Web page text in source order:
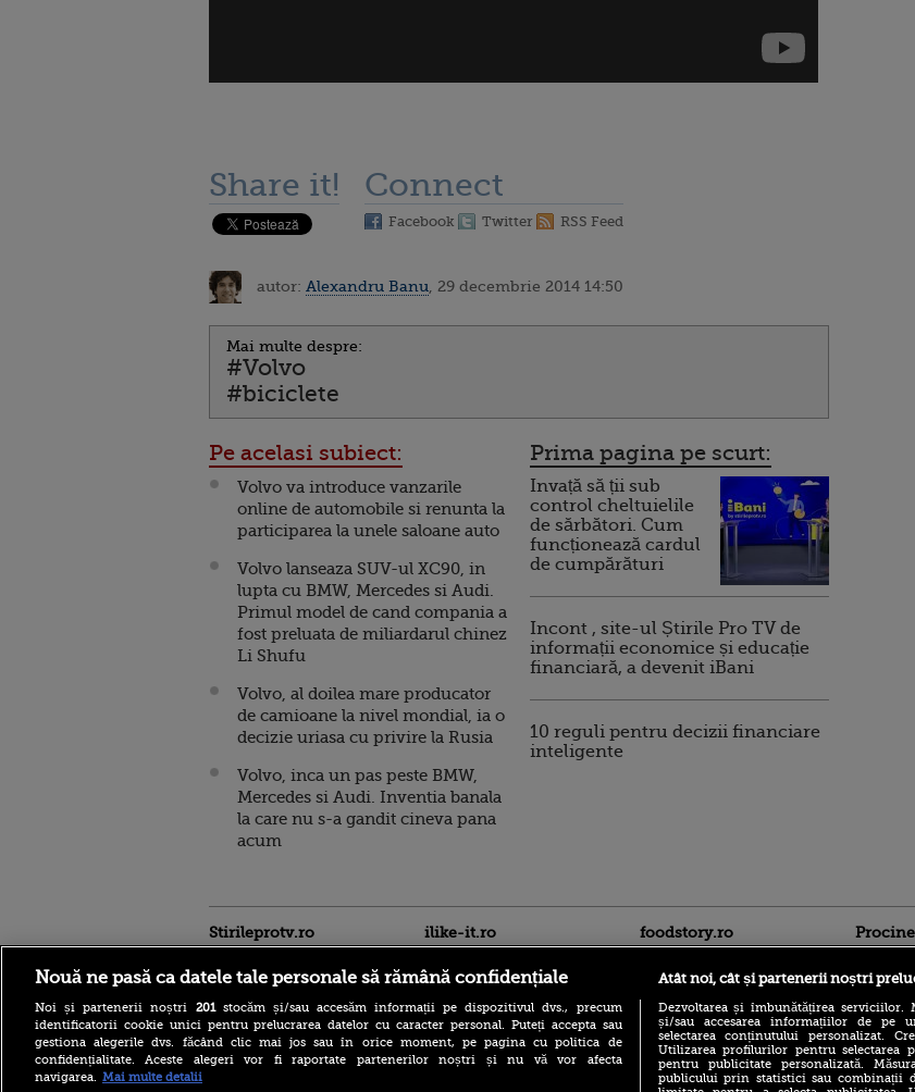
Share it! Connect
Facebook Twitter RSS Feed
autor: Alexandru Banu , 29 decembrie 2014 14:50
Mai multe despre:
#Volvo
#biciclete
Pe acelasi subiect:
Volvo va introduce vanzarile
online de automobile si renunta la
participarea la unele saloane auto
Volvo lanseaza SUV-ul XC90, in
lupta cu BMW, Mercedes si Audi.
Primul model de cand compania a
fost preluata de miliardarul chinez
Li Shufu
Volvo, al doilea mare producator
de camioane la nivel mondial, ia o
decizie uriasa cu privire la Rusia
Volvo, inca un pas peste BMW,
Mercedes si Audi. Inventia banala
la care nu s-a gandit cineva pana
acum
Prima pagina pe scurt:
Invață să ții sub
control cheltuielile
de sărbători. Cum
funcționează cardul
de cumpărături
Incont , site-ul Știrile Pro TV de
informații economice și educație
financiară, a devenit iBani
10 reguli pentru decizii financiare
inteligente
Stirileprotv.ro ilike-it.ro foodstory.ro
Nouă ne pasă ca datele tale personale să rămână confidențiale
Noi și partenerii noștri 201stocăm și/sau accesăm informații pe dispozitivul dvs., precum
identificatorii cookie unici pentru prelucrarea datelor cu caracter personal. Puteți accepta sau
gestiona alegerile dvs. făcând clic mai jos sau în orice moment, pe pagina cu politica de
confidențialitate. Aceste alegeri vor fi raportate partenerilor noștri și nu vă vor afecta
navigarea. Mai multe detalii
Atât noi, cât și partenerii noștri
Dezvoltarea și îmbunătățirea serviciilor.
și/sau accesarea informațiilor de pe
selectarea conținutului personalizat.
Utilizarea profilurilor pentru selectarea
pentru publicitate personalizată.
publicului prin statistici sau combinații